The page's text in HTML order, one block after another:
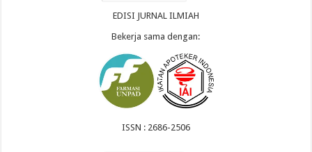
EDISI JURNAL ILMIAH
Bekerja sama dengan:
ISSN : 2686-2506